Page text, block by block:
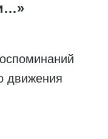
движения